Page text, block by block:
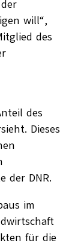
will“,
des
des
Dieses
der DNR.
im
für die